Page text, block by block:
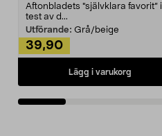
Aftonbladets "självklara favorit” i
test av d...
Utförande: Grå/beige
39,90
Lägg i varukorg